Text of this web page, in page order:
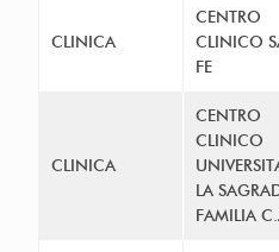
CLINICA
CENTRO
CLINICO
FE
CLINICA
CENTRO
CLINICO
LA
FAMILIA